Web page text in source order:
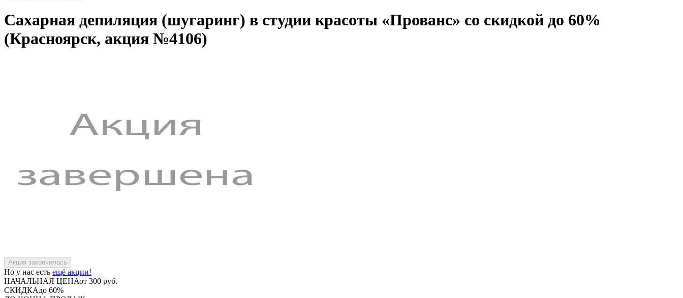
Сахарная депиляция (шугаринг) в студии красоты «Прованс» со скидкой до 60%
(Красноярск, акция №4106)
Но у нас есть ещё акции!
НАЧАЛЬНАЯ ЦЕНАот 300 руб.
СКИДКАдо 60%